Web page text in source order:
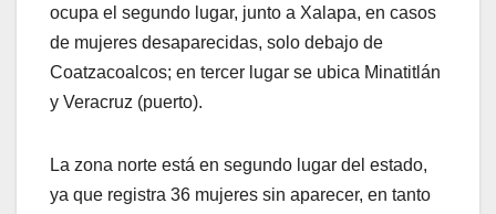
ocupa el segundo lugar, junto a Xalapa, en casos
de mujeres desaparecidas, solo debajo de
Coatzacoalcos; en tercer lugar se ubica Minatitlán
y Veracruz (puerto).
La zona norte está en segundo lugar del estado,
ya que registra 36 mujeres sin aparecer, en tanto